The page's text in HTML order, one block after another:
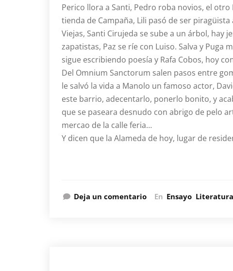
Perico llora a Santi, Pedro roba novios, el
tienda de Campaña, Lili pasó de ser
Viejas, Santi Cirujeda se sube a un árbol, hay
zapatistas, Paz se ríe con Luiso. Salva y
sigue escribiendo poesía y Rafa Cobos, hoy
Del Omnium Sanctorum salen pasos entre
le salvó la vida a Manolo un famoso actor,
este barrio, adecentarlo, ponerlo bonito, y
que se paseara desnudo con abrigo de pelo
mercao de la calle feria…
Y dicen que la Alameda de hoy, lugar de
Deja un comentario En Ensayo Literatura